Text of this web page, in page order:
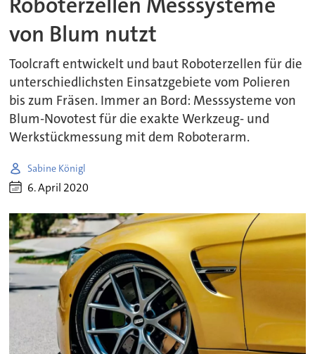
von Blum nutzt
Toolcraft entwickelt und baut Roboterzellen für die
unterschiedlichsten Einsatzgebiete vom Polieren
bis zum Fräsen. Immer an Bord: Messsysteme von
Blum-Novotest für die exakte Werkzeug- und
Werkstückmessung mit dem Roboterarm.
Sabine Königl
6. April 2020